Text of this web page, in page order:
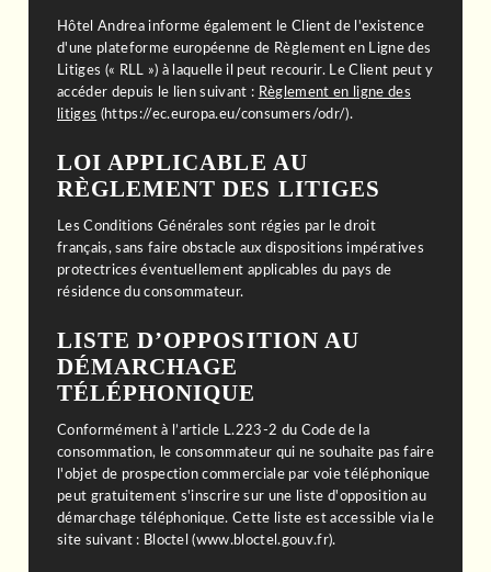
Hôtel Andrea informe également le Client de l'existence
d'une plateforme européenne de Règlement en Ligne des
Litiges (« RLL ») à laquelle il peut recourir. Le Client peut y
accéder depuis le lien suivant : Règlement en ligne des
litiges (https://ec.europa.eu/consumers/odr/).
LOI APPLICABLE AU
RÈGLEMENT DES LITIGES
Les Conditions Générales sont régies par le droit
français, sans faire obstacle aux dispositions impératives
protectrices éventuellement applicables du pays de
résidence du consommateur.
LISTE D’OPPOSITION AU
DÉMARCHAGE
TÉLÉPHONIQUE
Conformément à l’article L.223-2 du Code de la
consommation, le consommateur qui ne souhaite pas faire
l'objet de prospection commerciale par voie téléphonique
peut gratuitement s'inscrire sur une liste d'opposition au
démarchage téléphonique. Cette liste est accessible via le
site suivant : Bloctel (www.bloctel.gouv.fr).